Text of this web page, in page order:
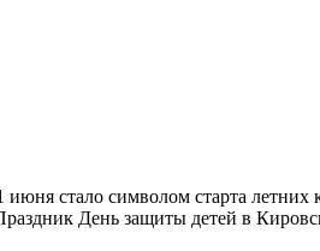
стало символом старта
День защиты детей в